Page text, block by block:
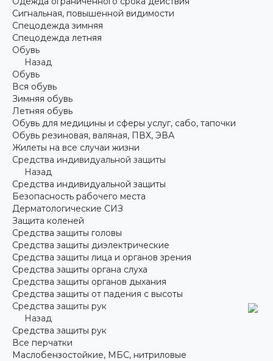
Сигнальная, повышенной видимости
Спецодежда зимняя
Спецодежда летняя
Обувь
Назад
Обувь
Вся обувь
Зимняя обувь
Летняя обувь
Обувь для медицины и сферы услуг, сабо, тапочки
Обувь резиновая, валяная, ПВХ, ЭВА
Жилеты на все случаи жизни
Средства индивидуальной защиты
Назад
Средства индивидуальной защиты
Безопасность рабочего места
Дерматологические СИЗ
Защита коленей
Средства защиты головы
Средства защиты диэлектрические
Средства защиты лица и органов зрения
Средства защиты органа слуха
Средства защиты органов дыхания
Средства защиты от падения с высоты
Средства защиты рук
Назад
Средства защиты рук
Все перчатки
Маслобензостойкие, МБС, нитриловые